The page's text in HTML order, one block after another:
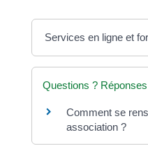
Services en ligne et
Questions ?
Comment se
association ?